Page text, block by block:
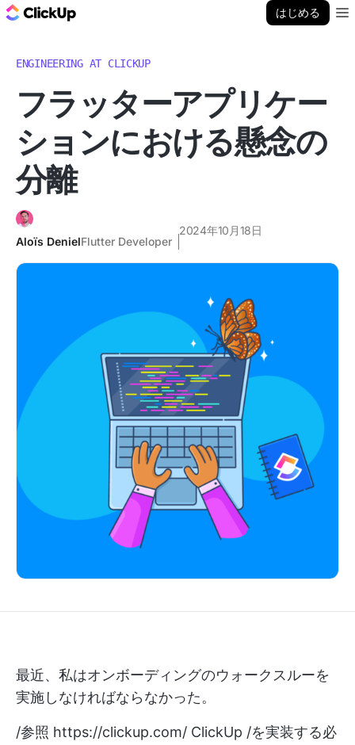
はじめる
ENGINEERING AT CLICKUP
フラッターアプリケー
ションにおける懸念の
分離
Aloïs DenielFlutter Developer
2024年10月18日
最近、私はオンボーディングのウォークスルーを
実施しなければならなかった。
/参照 https://clickup.com/ ClickUp /を実装する必